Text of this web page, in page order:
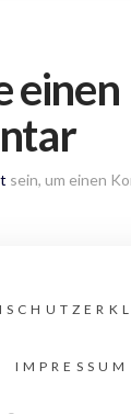
einen
sein, um einen
IMPRESSUM